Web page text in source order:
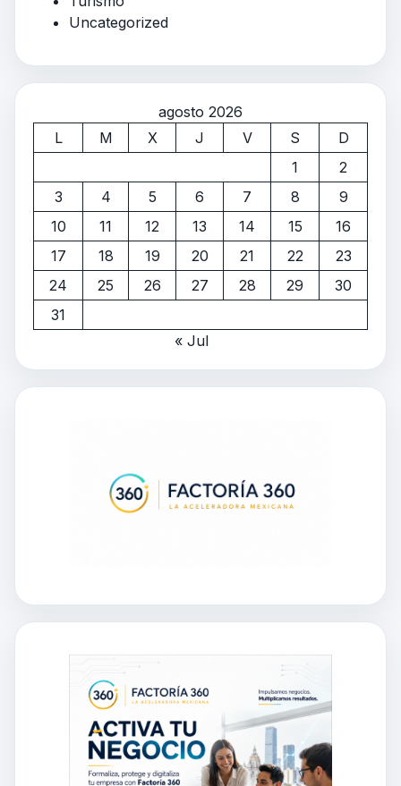
Uncategorized
agosto 2026
L
M X J V S
D
1
2
3
4 5 6 7 8
9
10
11 12 13 14 15
16
17
18 19 20 21 22
23
24
25 26 27 28 29
30
31
« Jul